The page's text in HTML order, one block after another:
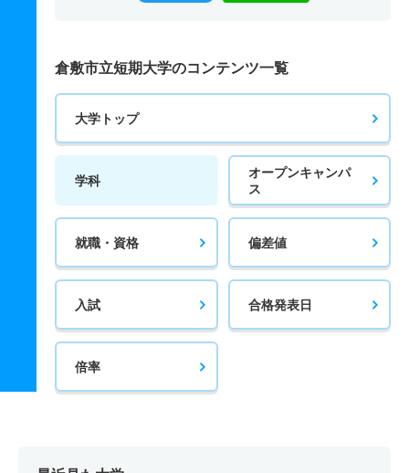
倉敷市立短期大学のコンテンツ一覧
大学トップ
学科
オープンキャンパ
ス
就職・資格 偏差値
入試 合格発表日
倍率